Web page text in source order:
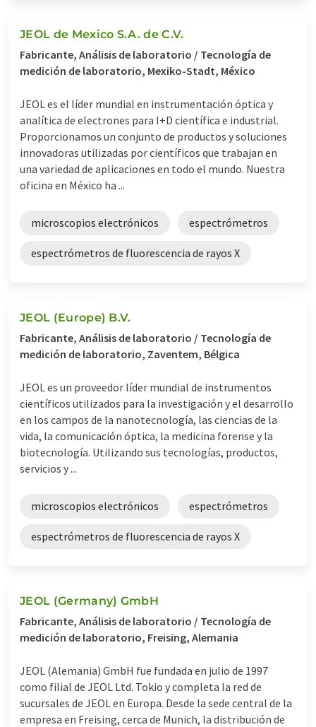
JEOL de Mexico S.A. de C.V.
Fabricante, Análisis de laboratorio / Tecnología de
medición de laboratorio, Mexiko-Stadt, México
JEOL es el líder mundial en instrumentación óptica y
analítica de electrones para I+D científica e industrial.
Proporcionamos un conjunto de productos y soluciones
innovadoras utilizadas por científicos que trabajan en
una variedad de aplicaciones en todo el mundo. Nuestra
oficina en México ha ...
microscopios electrónicos espectrómetros
espectrómetros de fluorescencia de rayos X
JEOL (Europe) B.V.
Fabricante, Análisis de laboratorio / Tecnología de
medición de laboratorio, Zaventem, Bélgica
JEOL es un proveedor líder mundial de instrumentos
científicos utilizados para la investigación y el desarrollo
en los campos de la nanotecnología, las ciencias de la
vida, la comunicación óptica, la medicina forense y la
biotecnología. Utilizando sus tecnologías, productos,
servicios y ...
microscopios electrónicos espectrómetros
espectrómetros de fluorescencia de rayos X
JEOL (Germany) GmbH
Fabricante, Análisis de laboratorio / Tecnología de
medición de laboratorio, Freising, Alemania
JEOL (Alemania) GmbH fue fundada en julio de 1997
como filial de JEOL Ltd. Tokio y completa la red de
sucursales de JEOL en Europa. Desde la sede central de la
empresa en Freising, cerca de Munich, la distribución de